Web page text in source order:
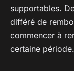
supportables.
différé de
commencer à
certaine période.